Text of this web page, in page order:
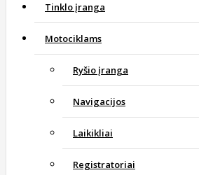
Tinklo įranga
Motociklams
Ryšio įranga
Navigacijos
Laikikliai
Registratoriai